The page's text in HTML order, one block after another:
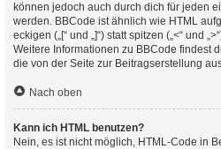
können jedoch auch durch dich für jeden
werden. BBCode ist ähnlich wie HTML
eckigen („[“ und „]“) statt spitzen („<“ und
Weitere Informationen zu BBCode findest
die von der Seite zur Beitragserstellung
Nach oben
Kann ich HTML benutzen?
Nein, es ist nicht möglich, HTML-Code in